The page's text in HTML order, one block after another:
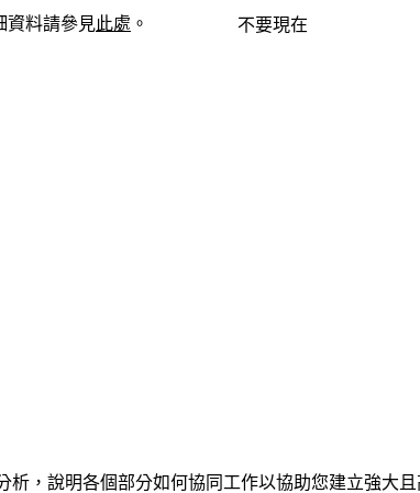
資料請參見此處 。 不要現在
析，說明各個部分如何協同工作以協助您建立強大